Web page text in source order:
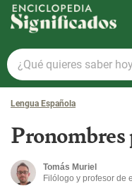
Enciclopedia Significados
¿Qué
quieres
saber
hoy?
Lengua Española
Pronombres
Tomás Muriel
Filólogo y profesor de